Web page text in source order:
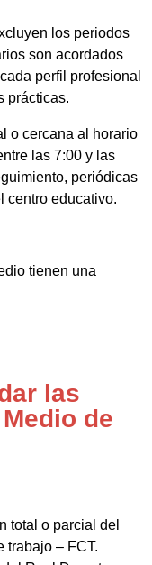
los periodos
son acordados
perfil profesional
prácticas.
o cercana al horario
las 7:00 y las
periódicas
centro educativo.
tienen una
las
de
total o parcial del
trabajo – FCT.